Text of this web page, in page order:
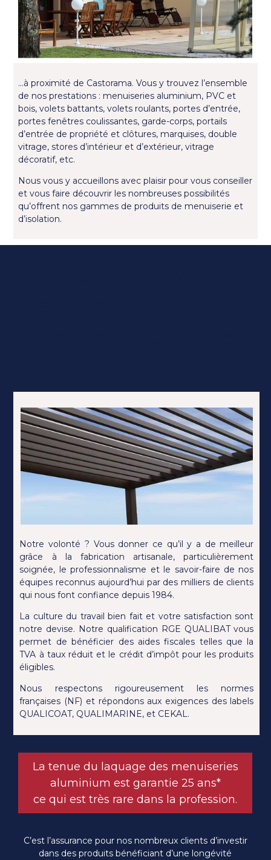
...à proximité de Castorama. Vous y trouvez l’ensemble
de nos prestations : menuiseries aluminium, PVC et
bois, volets battants, volets roulants, portes d’entrée,
portes fenêtres coulissantes, garde-corps, portails
d’entrée de propriété et clôtures, marquises, double
vitrage, stores d’intérieur et d’extérieur, vitrage
décoratif, etc.
Nous vous y accueillons avec plaisir pour vous conseiller
et vous faire découvrir les nombreuses possibilités
qu’offrent nos gammes de produits de menuiserie et
d’isolation.
Notre volonté ? Vous donner ce qu’il y a de meilleur
grâce à la fabrication artisanale, particulièrement
soignée, le professionnalisme et le savoir-faire de nos
équipes reconnus aujourd’hui par des milliers de clients
qui nous font confiance depuis 1984.
La culture du travail bien fait et votre satisfaction sont
notre devise. Notre qualification RGE QUALIBAT vous
permet de bénéficier des aides fiscales telles que la
TVA à taux réduit et le crédit d’impôt pour les produits
éligibles.
Nous respectons rigoureusement les normes
françaises (NF) et répondons aux exigences des labels
QUALICOAT, QUALIMARINE, et CEKAL.
La tenue du laquage des menuiseries
aluminium est garantie 25 ans*
ce qui est très rare dans la profession.
C’est l’assurance pour nos nombreux clients d’investir
dans des produits bénéficiant d’une longévité